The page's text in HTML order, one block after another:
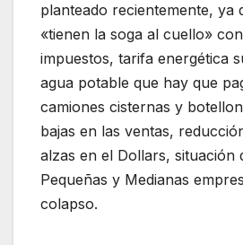
planteado recientemente, ya
«tienen la soga al cuello»
impuestos, tarifa energética
agua potable que hay que
camiones cisternas y
bajas en las ventas,
alzas en el Dollars, situación
Pequeñas y Medianas
colapso.